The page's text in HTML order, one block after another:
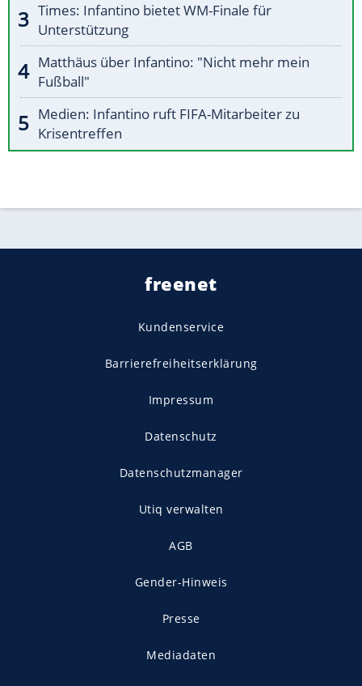
Times: Infantino bietet WM-Finale für
Unterstützung
Matthäus über Infantino: "Nicht mehr mein
Fußball"
Medien: Infantino ruft FIFA-Mitarbeiter zu
Krisentreffen
freenet
Kundenservice
Barrierefreiheitserklärung
Impressum
Datenschutz
Datenschutzmanager
Utiq verwalten
AGB
Gender-Hinweis
Presse
Mediadaten